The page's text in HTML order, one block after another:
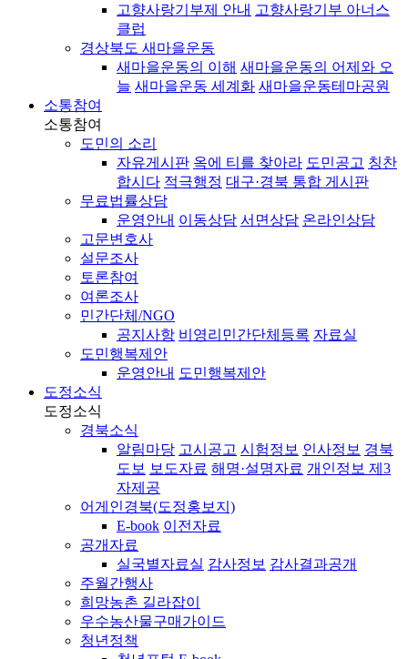
고향사랑기부제 안내 고향사랑기부 아너스
클럽
경상북도 새마을운동
새마을운동의 이해 새마을운동의 어제와 오
늘 새마을운동 세계화 새마을운동테마공원
소통참여
소통참여
도민의 소리
자유게시판 옥에 티를 찾아라 도민공고 칭찬
합시다 적극행정 대구·경북 통합 게시판
무료법률상담
운영안내 이동상담 서면상담 온라인상담
고문변호사
설문조사
토론참여
여론조사
민간단체/NGO
공지사항 비영리민간단체등록 자료실
도민행복제안
운영안내 도민행복제안
도정소식
도정소식
경북소식
알림마당 고시공고 시험정보 인사정보 경북
도보 보도자료 해명·설명자료 개인정보 제3
자제공
어게인경북(도정홍보지)
E-book 이전자료
공개자료
실국별자료실 감사정보 감사결과공개
주월간행사
희망농촌 길라잡이
우수농산물구매가이드
청년정책